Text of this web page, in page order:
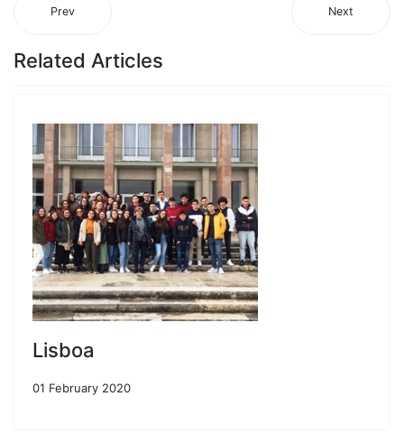
Prev Next
Related Articles
Lisboa
01 February 2020